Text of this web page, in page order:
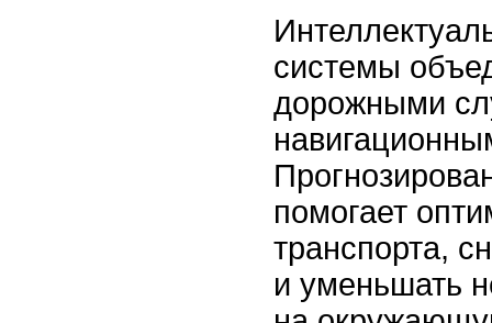
системы
дорожными
помогает
транспорта,
и уменьшать